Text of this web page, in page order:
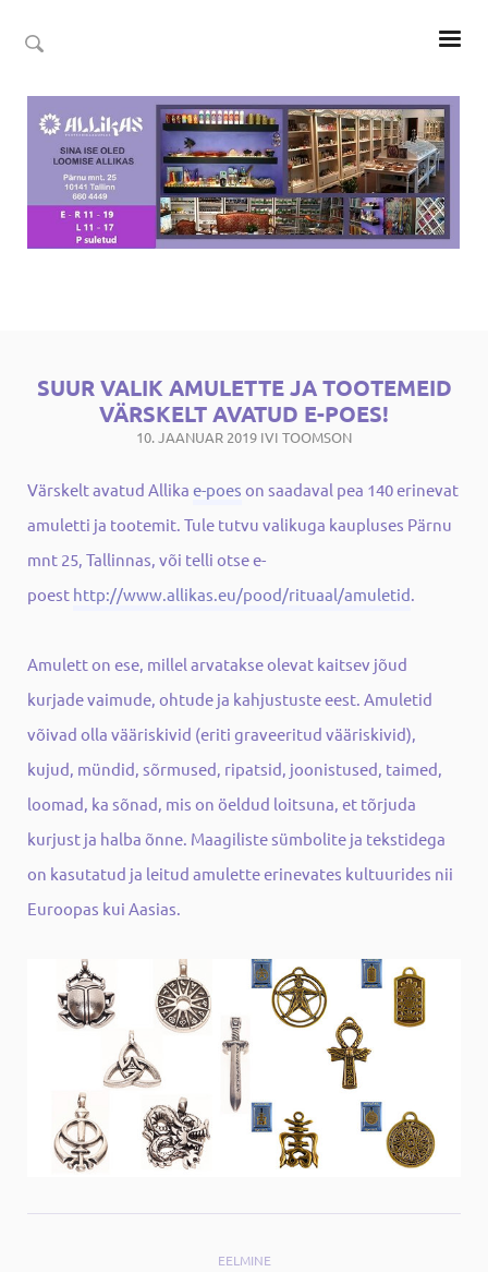
SUUR VALIK AMULETTE JA TOOTEMEID
VÄRSKELT AVATUD E-POES!
10. JAANUAR 2019 IVI TOOMSON
Värskelt avatud Allika e-poes on saadaval pea 140 erinevat
amuletti ja tootemit. Tule tutvu valikuga kaupluses Pärnu
mnt 25, Tallinnas, või telli otse e-
poest http://www.allikas.eu/pood/rituaal/amuletid
Amulett on ese, millel arvatakse olevat kaitsev jõud
kurjade vaimude, ohtude ja kahjustuste eest. Amuletid
võivad olla vääriskivid (eriti graveeritud vääriskivid),
kujud, mündid, sõrmused, ripatsid, joonistused, taimed,
loomad, ka sõnad, mis on öeldud loitsuna, et tõrjuda
kurjust ja halba õnne. Maagiliste sümbolite ja tekstidega
on kasutatud ja leitud amulette erinevates kultuurides nii
Euroopas kui Aasias.
EELMINE